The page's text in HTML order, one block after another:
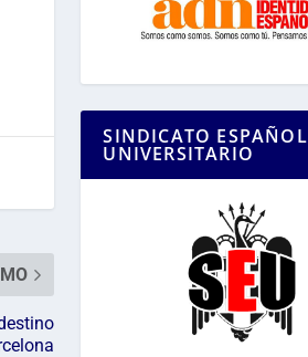
SINDICATO ESPAÑOL
UNIVERSITARIO